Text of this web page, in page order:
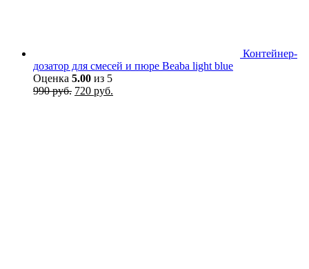
Контейнер-
дозатор для смесей и пюре Beaba light blue
Оценка 5.00 из 5
990руб. Первоначальная
720 руб.